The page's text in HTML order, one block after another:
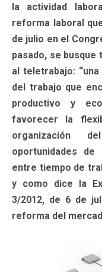
la actividad
reforma laboral
de julio en el
pasado, se busque
al teletrabajo:
del trabajo que
productivo y
favorecer la
organización
oportunidades
entre tiempo de
y como dice la
3/2012, de 6 de
reforma del